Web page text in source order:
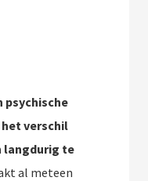
psychische
verschil
langdurig te
al meteen